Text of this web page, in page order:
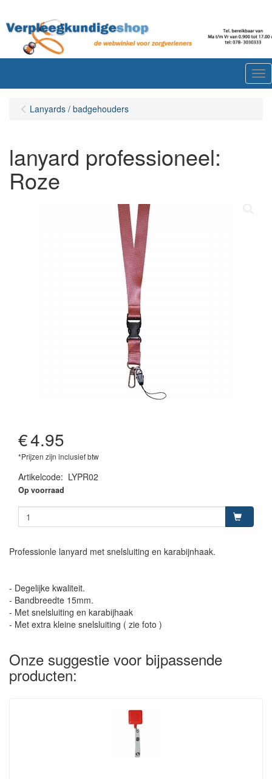
Lanyards / badgehouders
lanyard professioneel:
Roze
€4.95
*Prijzen zijn inclusief btw
Artikelcode: LYPR02
Op voorraad
Professionle lanyard met snelsluiting en karabijnhaak.
- Degelijke kwaliteit.
- Bandbreedte 15mm.
- Met snelsluiting en karabijhaak
- Met extra kleine snelsluiting ( zie foto )
Onze suggestie voor bijpassende
producten: